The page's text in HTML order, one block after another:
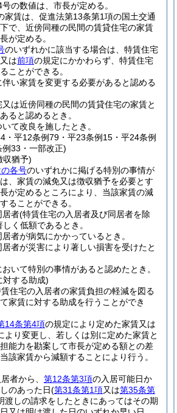
の数値は、市長が定める。
家賃は、促進法第13条第1項の国土交通
で、近傍同種の民間の賃貸住宅の家賃
が定める。
のいずれかに該当する場合は、特賃住宅
は前項の規定にかかわらず、特賃住宅
ことができる。
い家賃を変更する必要があると認める
は近傍同種の民間の賃貸住宅の家賃と
ると認めるとき。
て改良を施したとき。
・平12条例79・平23条例15・平24条例
33・一部改正)
収猶予)
の各号のいずれかに掲げる特別の事情が
、家賃の減免又は徴収猶予を必要とす
が定めるところにより、当該家賃の減
ることができる。
居者(特賃住宅の入居者及び同居者を除
く低額であるとき。
者が病気にかかっているとき。
居者が災害により著しい損害を受けたと
いて特別の事情があると認めたとき。
対する助成)
住宅の入居者の家賃負担の軽減を図る
家賃に対する助成を行うことができ
14条第4項の規定により定めた家賃又は
より変更し、若しくは別に定めた家賃と
能力を勘案して市長が定める額との差
該家賃から減額することにより行う。
者から、 第12条第3項の入居可能日か
のあった日(第31条第1項又は第35条第
渡しの請求をしたときにあってはその期